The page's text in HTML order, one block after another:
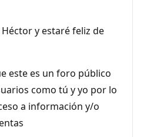
y estaré feliz de
este es un foro público
como tú y yo por lo
a información y/o